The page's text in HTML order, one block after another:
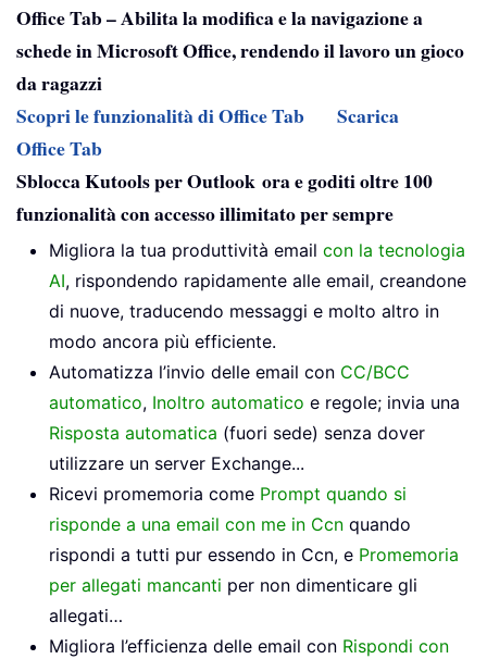
Office Tab – Abilita la modifica e la navigazione a
schede in Microsoft Office, rendendo il lavoro un gioco
da ragazzi
Scopri le funzionalità di Office Tab
Scarica
Office Tab
Sblocca Kutools per Outlook ora e goditi oltre 100
funzionalità con accesso illimitato per sempre
Migliora la tua produttività email con la tecnologia
AI, rispondendo rapidamente alle email, creandone
di nuove, traducendo messaggi e molto altro in
modo ancora più efficiente.
Automatizza l’invio delle email con CC/BCC
automatico, Inoltro automatico e regole; invia una
Risposta automatica (fuori sede) senza dover
utilizzare un server Exchange...
Ricevi promemoria come Prompt quando si
risponde a una email con me in Ccn quando
rispondi a tutti pur essendo in Ccn, e Promemoria
per allegati mancanti per non dimenticare gli
allegati…
Migliora l’efficienza delle email con Rispondi con